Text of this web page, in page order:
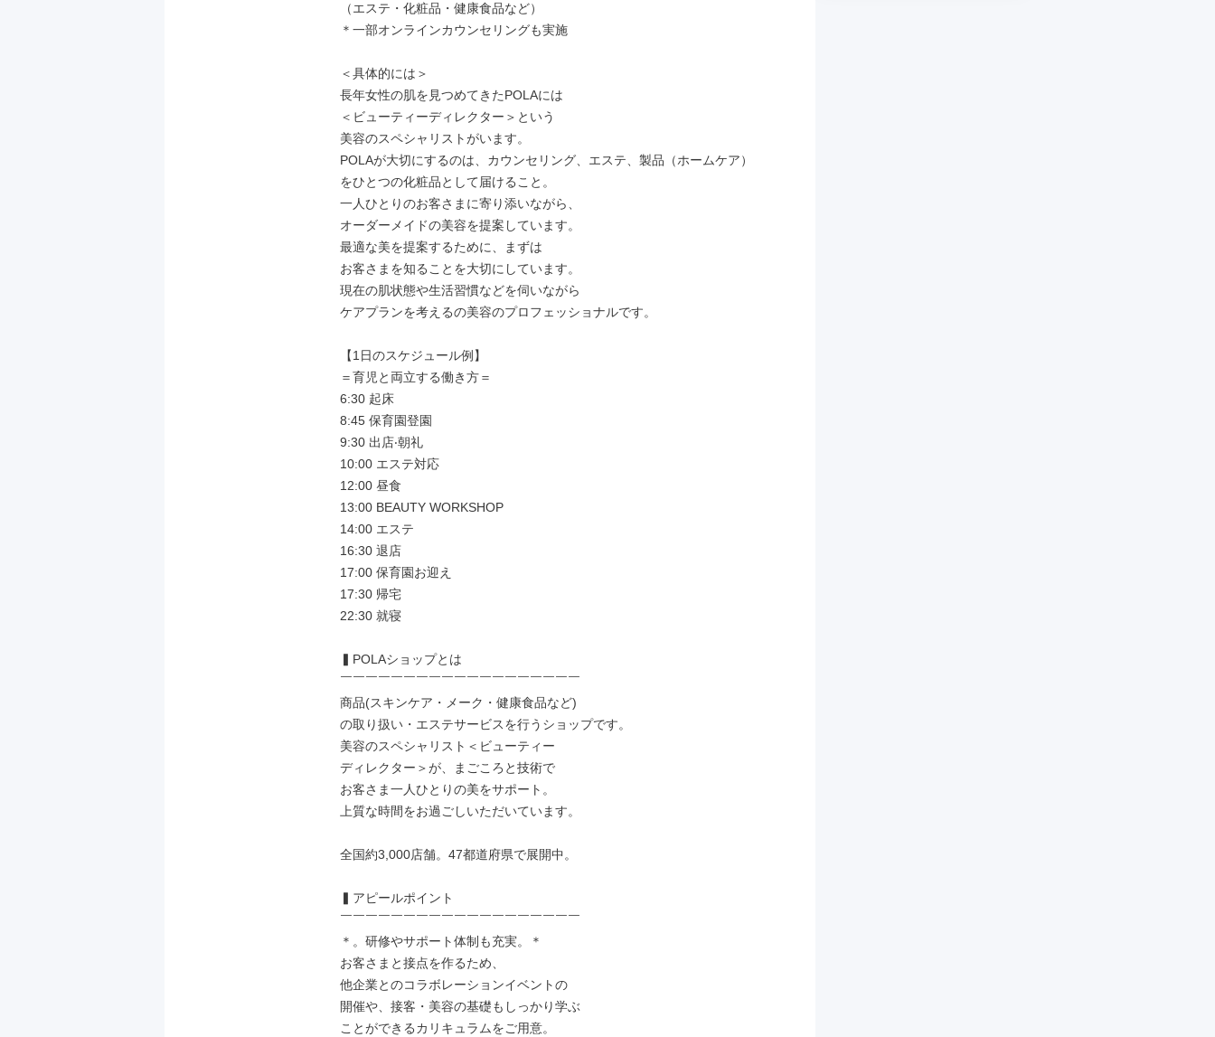
（エステ・化粧品・健康⾷品など）
＊⼀部オンラインカウンセリングも実施
＜具体的には＞
⻑年⼥性の肌を⾒つめてきたPOLAには
＜ビューティーディレクター＞という
美容のスペシャリストがいます。
POLAが⼤切にするのは、カウンセリング、エステ、製品（ホームケア）
をひとつの化粧品として届けること。
⼀⼈ひとりのお客さまに寄り添いながら、
オーダーメイドの美容を提案しています。
最適な美を提案するために、まずは
お客さまを知ることを⼤切にしています。
現在の肌状態や⽣活習慣などを伺いながら
ケアプランを考えるの美容のプロフェッショナルです。
【1⽇のスケジュール例】
＝育児と両⽴する働き⽅＝
6:30 起床
8:45 保育園登園
9:30 出店‧朝礼
10:00 エステ対応
12:00 昼⾷
13:00 BEAUTY WORKSHOP
14:00 エステ
16:30 退店
17:00 保育園お迎え
17:30 帰宅
22:30 就寝
▍POLAショップとは
￣￣￣￣￣￣￣￣￣￣￣￣￣￣￣￣￣￣￣
商品(スキンケア・メーク・健康⾷品など)
の取り扱い・エステサービスを⾏うショップです。
美容のスペシャリスト＜ビューティー
ディレクター＞が、まごころと技術で
お客さま⼀⼈ひとりの美をサポート。
上質な時間をお過ごしいただいています。
全国約3,000店舗。47都道府県で展開中。
▍アピールポイント
￣￣￣￣￣￣￣￣￣￣￣￣￣￣￣￣￣￣￣
＊。研修やサポート体制も充実。＊
お客さまと接点を作るため、
他企業とのコラボレーションイベントの
開催や、接客・美容の基礎もしっかり学ぶ
ことができるカリキュラムをご⽤意。